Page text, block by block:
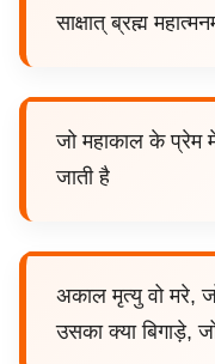
साक्षात् ब्रह्म
जो महाकाल के प्रेम
जाती है
अकाल मृत्यु वो मरे,
उसका क्या बिगाड़े,